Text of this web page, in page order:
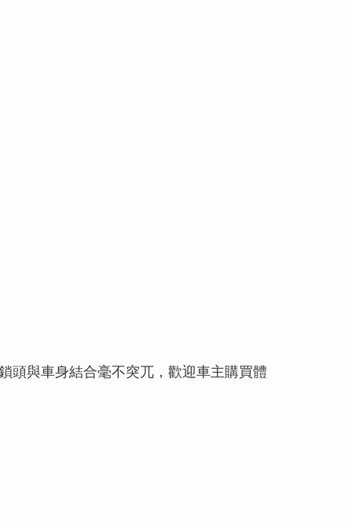
頭與車身結合毫不突兀，歡迎車主購買體